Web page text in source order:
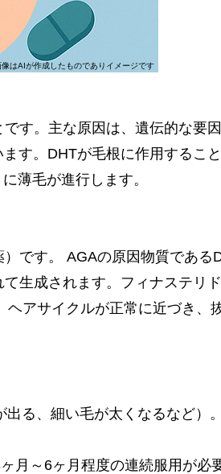
はAIが作成したものでありイメージです
す。主な原因は、遺伝的な要
す。DHTが毛根に作用するこ
薄毛が進行します。
です。 AGAの原因物質である
生成されます。フィナステリ
アサイクルが正常に近づき、
る、細い毛が太くなるなど）
月～6ヶ月程度の連続服用が必